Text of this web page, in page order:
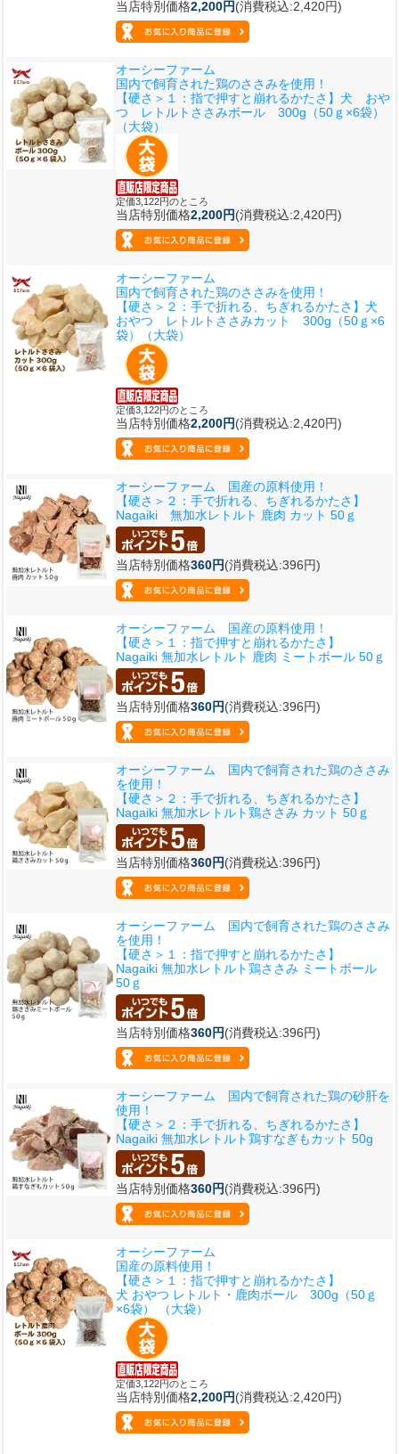
当店特別価格2,200円(消費税込:2,420円)
オーシーファーム
国内で飼育された鶏のささみを使用！
【硬さ＞１：指で押すと崩れるかたさ】 犬 おや
つ レトルトささみボール 300g（50ｇ×6袋）
（大袋）
定価3,122円のところ
当店特別価格2,200円(消費税込:2,420円)
オーシーファーム
国内で飼育された鶏のささみを使用！
【硬さ＞２：手で折れる、ちぎれるかたさ】 犬
おやつ レトルトささみカット 300g（50ｇ×6
袋）（大袋）
定価3,122円のところ
当店特別価格2,200円(消費税込:2,420円)
オーシーファーム 国産の原料使用！
【硬さ＞２：手で折れる、ちぎれるかたさ】
Nagaiki 無加水レトルト 鹿肉 カット 50ｇ
当店特別価格360円(消費税込:396円)
オーシーファーム 国産の原料使用！
【硬さ＞１：指で押すと崩れるかたさ】
Nagaiki 無加水レトルト 鹿肉 ミートボール 50ｇ
当店特別価格360円(消費税込:396円)
オーシーファーム 国内で飼育された鶏のささみ
を使用！
【硬さ＞２：手で折れる、ちぎれるかたさ】
Nagaiki 無加水レトルト鶏ささみ カット 50ｇ
当店特別価格360円(消費税込:396円)
オーシーファーム 国内で飼育された鶏のささみ
を使用！
【硬さ＞１：指で押すと崩れるかたさ】
Nagaiki 無加水レトルト鶏ささみ ミートボール
50ｇ
当店特別価格360円(消費税込:396円)
オーシーファーム 国内で飼育された鶏の砂肝を
使用！
【硬さ＞２：手で折れる、ちぎれるかたさ】
Nagaiki 無加水レトルト鶏すなぎもカット 50g
当店特別価格360円(消費税込:396円)
オーシーファーム
国産の原料使用！
【硬さ＞１：指で押すと崩れるかたさ】
犬 おやつ レトルト・鹿肉ボール 300g（50ｇ
×6袋） （大袋）
定価3,122円のところ
当店特別価格2,200円(消費税込:2,420円)